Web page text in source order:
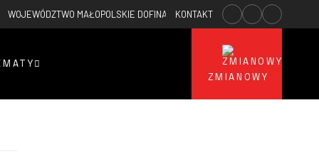
WOJEWÓDZTWO MAŁOPOLSKIE DOFINANSUJE ZAKUP 23 SAMOCHODÓW
KONTAKT
ZMIANOWY